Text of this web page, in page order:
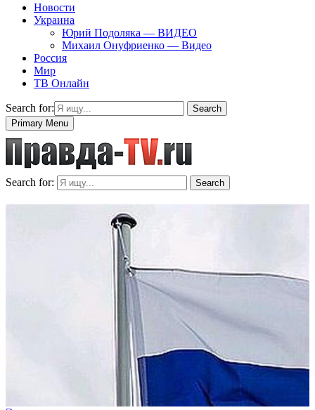
Новости
Украина
Юрий Подоляка — ВИДЕО
Михаил Онуфриенко — Видео
Россия
Мир
ТВ Онлайн
Search for:
Search
Primary Menu
Search for: Search